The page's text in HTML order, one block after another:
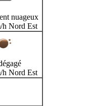
nuageux
h Nord Est
h Nord Est